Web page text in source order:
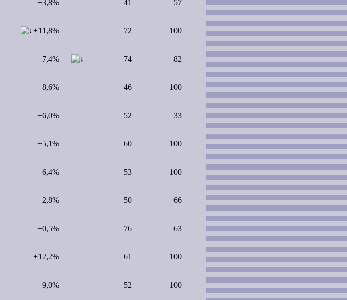
−3,8% 41 57
+11,8% 72 100
+7,4% 74 82
+8,6% 46 100
−6,0% 52 33
+5,1% 60 100
+6,4% 53 100
+2,8% 50 66
+0,5% 76 63
+12,2% 61 100
+9,0% 52 100